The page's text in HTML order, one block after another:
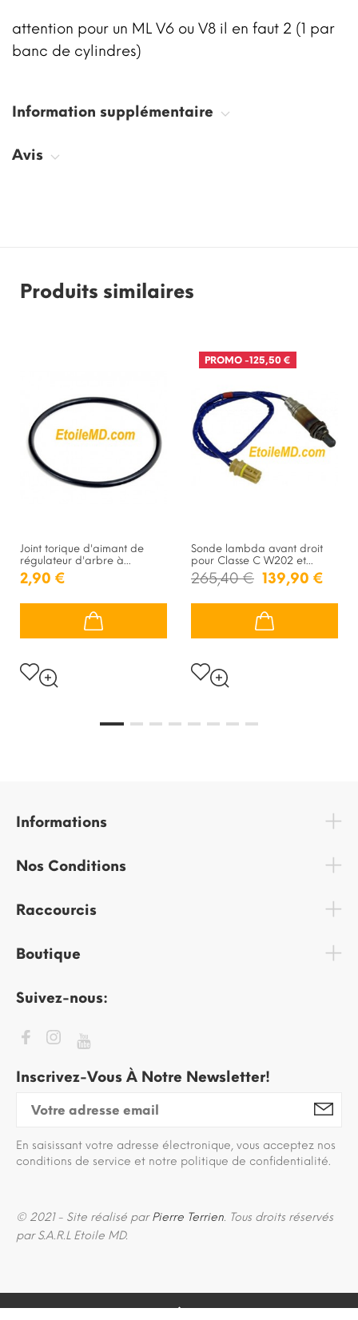
attention pour un ML V6 ou V8 il en faut 2 (1 par
banc de cylindres)
Information supplémentaire
Avis
Produits similaires
Joint torique d'aimant de
régulateur d'arbre à...
2,90 €
PROMO -125,50 €
Sonde lambda avant droit
pour Classe C W202 et...
265,40 € 139,90 €
Informations
Nos Conditions
Raccourcis
Boutique
Suivez-nous:
Inscrivez-Vous À Notre Newsletter!
En saisissant votre adresse électronique, vous acceptez nos
conditions de service et notre politique de confidentialité.
© 2021 - Site réalisé parPierre Terrien. Tous droits réservés
par S.A.R.L Etoile MD.